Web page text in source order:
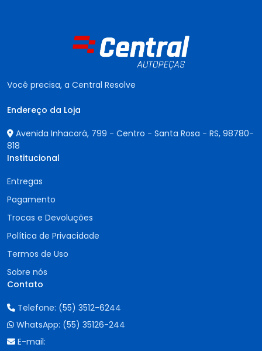
Você precisa, a Central Resolve
Endereço da Loja
Avenida Inhacorá, 799 - Centro - Santa Rosa - RS, 98780-
818
Institucional
Entregas
Pagamento
Trocas e Devoluções
Política de Privacidade
Termos de Uso
Sobre nós
Contato
Telefone: (55) 3512-6244
WhatsApp: (55) 35126-244
E-mail: